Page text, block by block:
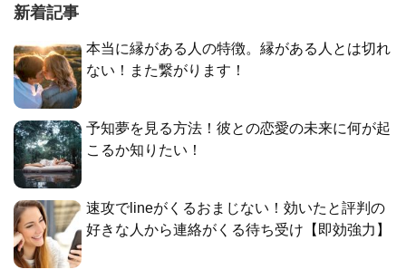
新着記事
本当に縁がある人の特徴。縁がある人とは切れ
ない！また繋がります！
予知夢を見る方法！彼との恋愛の未来に何が起
こるか知りたい！
速攻でlineがくるおまじない！効いたと評判の
好きな人から連絡がくる待ち受け【即効強力】